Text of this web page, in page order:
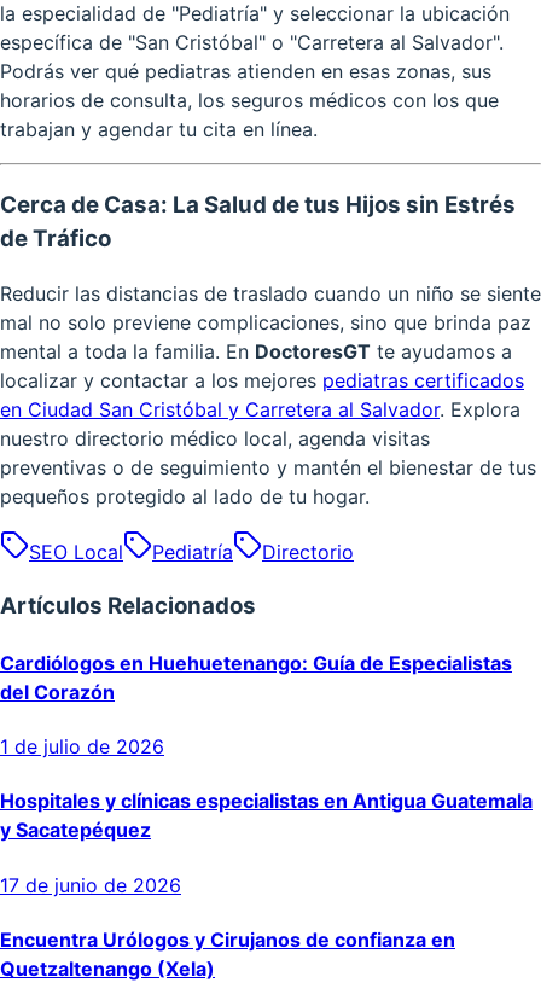
la especialidad de "Pediatría" y seleccionar la ubicación
específica de "San Cristóbal" o "Carretera al Salvador".
Podrás ver qué pediatras atienden en esas zonas, sus
horarios de consulta, los seguros médicos con los que
trabajan y agendar tu cita en línea.
Cerca de Casa: La Salud de tus Hijos sin Estrés
de Tráfico
Reducir las distancias de traslado cuando un niño se siente
mal no solo previene complicaciones, sino que brinda paz
mental a toda la familia. En DoctoresGT te ayudamos a
localizar y contactar a los mejores pediatras certificados
en Ciudad San Cristóbal y Carretera al Salvador. Explora
nuestro directorio médico local, agenda visitas
preventivas o de seguimiento y mantén el bienestar de tus
pequeños protegido al lado de tu hogar.
SEO Local Pediatría Directorio
Artículos Relacionados
Cardiólogos en Huehuetenango: Guía de Especialistas
del Corazón
1 de julio de 2026
Hospitales y clínicas especialistas en Antigua Guatemala
y Sacatepéquez
17 de junio de 2026
Encuentra Urólogos y Cirujanos de confianza en
Quetzaltenango (Xela)